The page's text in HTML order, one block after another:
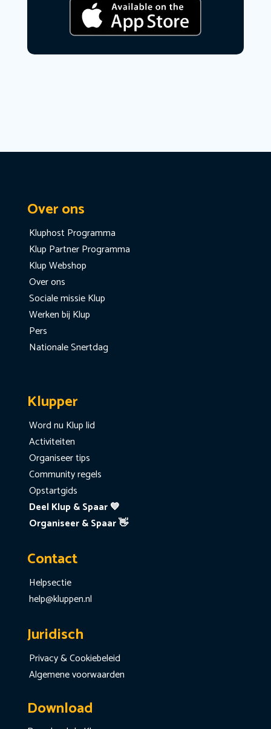
Over ons
Kluphost Programma
Klup Partner Programma
Klup Webshop
Over ons
Sociale missie Klup
Werken bij Klup
Pers
Nationale Snertdag
Klupper
Word nu Klup lid
Activiteiten
Organiseer tips
Community regels
Opstartgids
Deel Klup & Spaar 💙
Organiseer & Spaar 👋
Contact
Helpsectie
help@kluppen.nl
Juridisch
Privacy & Cookiebeleid
Algemene voorwaarden
Download